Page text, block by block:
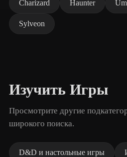
Charizard Haunter
Sylveon
Изучить Игры
Просмотрите другие
широкого поиска.
D&D и настольные игры